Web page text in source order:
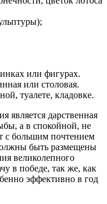
или фигурах.
или столовая.
туалете, кладовке.
является дарственная
а в спокойной, не
с большим почтением
быть размещены
великолепного
в победе, так же, как
эффективно в год